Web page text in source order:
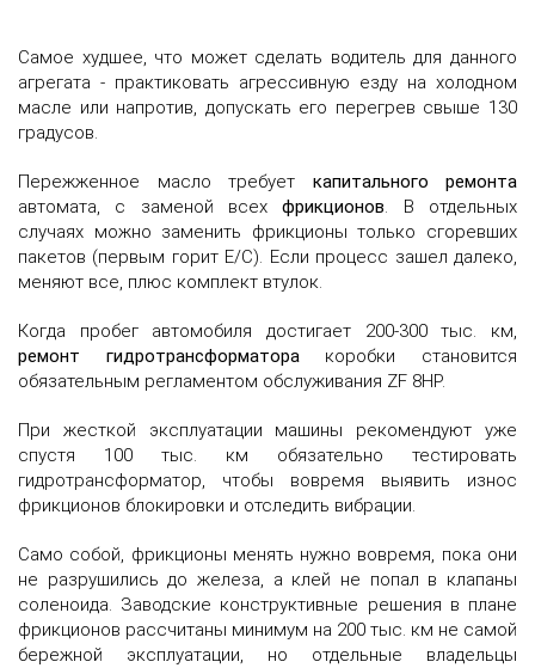
Самое худшее, что может сделать водитель для данного
агрегата - практиковать агрессивную езду на холодном
масле или напротив, допускать его перегрев свыше 130
градусов.
Пережженное масло требует капитального ремонта
автомата, с заменой всехфрикционов. В отдельных
случаях можно заменить фрикционы только сгоревших
пакетов (первым горит Е/С). Если процесс зашел далеко,
меняют все, плюс комплект втулок.
Когда пробег автомобиля достигает 200-300 тыс. км,
ремонт гидротрансформаторакоробки становится
обязательным регламентом обслуживания ZF 8HP.
При жесткой эксплуатации машины рекомендуют уже
спустя 100 тыс. км обязательно тестировать
гидротрансформатор, чтобы вовремя выявить износ
фрикционов блокировки и отследить вибрации.
Само собой, фрикционы менять нужно вовремя, пока они
не разрушились до железа, а клей не попал в клапаны
соленоида. Заводские конструктивные решения в плане
фрикционов рассчитаны минимум на 200 тыс. км не самой
бережной эксплуатации, но отдельные владельцы